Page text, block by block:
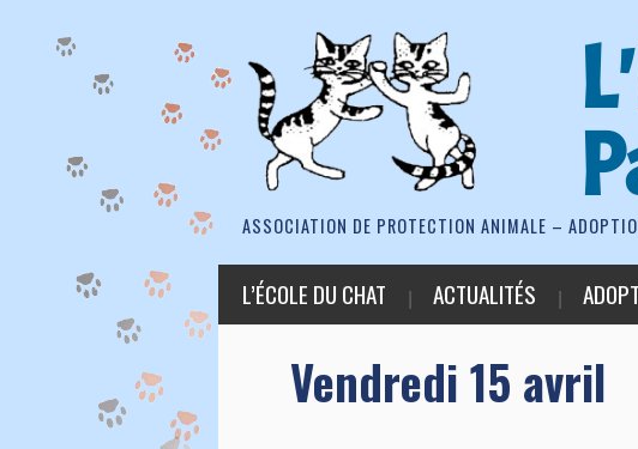
ASSOCIATION DE PROTECTION ANIMALE –
L’ÉCOLE DU CHAT ACTUALITÉS
Vendredi 15 avril